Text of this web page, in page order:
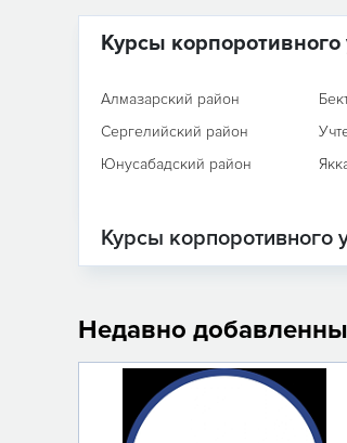
Курсы
Алмазарский район
Сергелийский район
Юнусабадский район
Курсы корпоротивного
Недавно